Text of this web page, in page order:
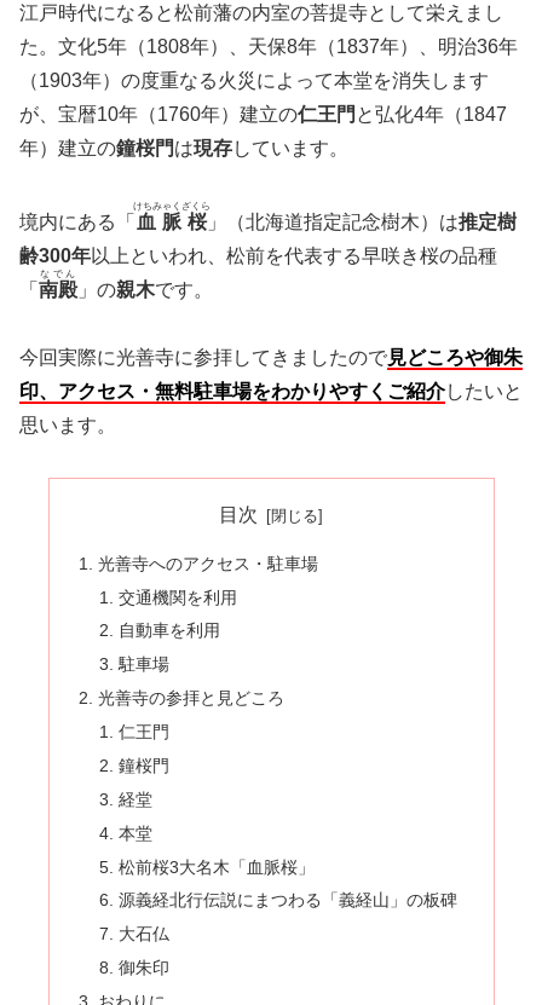
江戸時代になると松前藩の内室の菩提寺として栄えまし
た。文化5年（1808年）、天保8年（1837年）、明治36年
（1903年）の度重なる火災によって本堂を消失します
が、宝暦10年（1760年）建立の仁王門 と弘化4年（1847
年）建立の鐘桜門は現存しています。
境内にある「 血脈桜
けちみゃくざくら
」（北海道指定記念樹木）は推定樹
齢300年以上といわれ、松前を代表する早咲き桜の品種
「 南殿
なでん
」の親木です。
今回実際に光善寺に参拝してきましたので見どころや御朱
印、アクセス・無料駐車場をわかりやすくご紹介したいと
思います。
目次
光善寺へのアクセス・駐車場
交通機関を利用
自動車を利用
駐車場
光善寺の参拝と見どころ
仁王門
鐘桜門
経堂
本堂
松前桜3大名木「血脈桜」
源義経北行伝説にまつわる「義経山」の板碑
大石仏
御朱印